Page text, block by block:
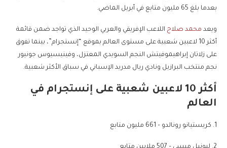
بعدما بلغ 65 مليون متابع في أبريل الماضي.
ويعد محمد صلاح اللاعب الإفريقي والعربي الوحيد الذي تواجد ضمن قائمة
أكثر 10 لاعبين شعبية على مستوى العالم بموقع “إنستجرام”، بينما تفوق
على زلاتان إبراهيموفيتش النجم السويدي المعتزل، وفينيسيوس جونيور
نجم منتخب البرازيل ونادي ريال مدريد الإسباني في سباق الأكثر شعبية.
أكثر 10 لاعبين شعبية على إنستجرام في
العالم
1. كريستيانو رونالدو – 661 مليون متابع